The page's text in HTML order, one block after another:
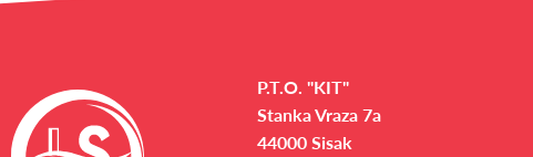
P.T.O. "KIT"
Stanka Vraza 7a
44000 Sisak